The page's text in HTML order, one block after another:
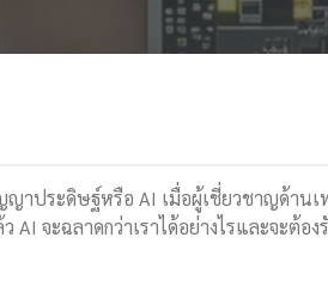
าประดิษฐ์หรือ AI เมื่อผู้เชี่ยวชาญด้านเ
จะฉลาดกว่าเราได้อย่างไรและจะต้อ